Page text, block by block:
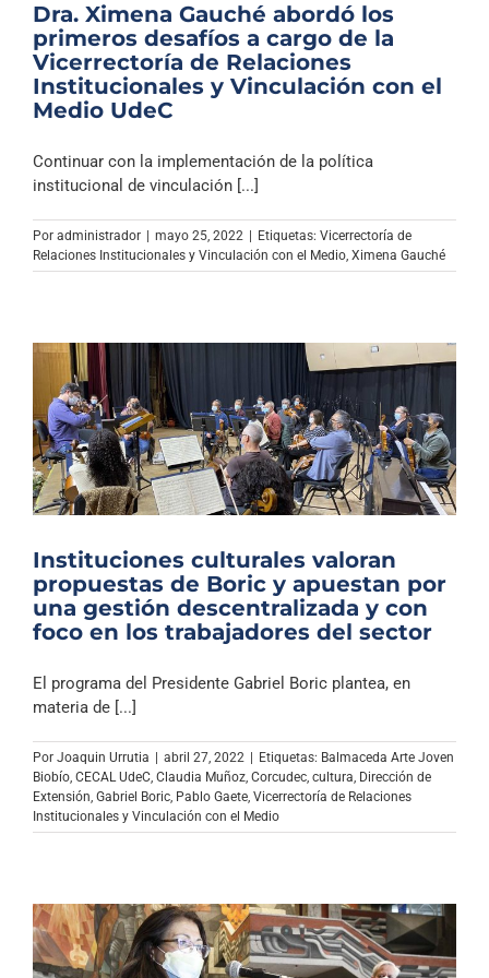
Dra. Ximena Gauché abordó los
primeros desafíos a cargo de la
Vicerrectoría de Relaciones
Institucionales y Vinculación con el
Medio UdeC
Continuar con la implementación de la política
institucional de vinculación [...]
Por administrador mayo 25, 2022 Etiquetas: Vicerrectoría de
Relaciones Institucionales y Vinculación con el Medio, Ximena Gauché
Instituciones culturales valoran
propuestas de Boric y apuestan por
una gestión descentralizada y con
foco en los trabajadores del sector
El programa del Presidente Gabriel Boric plantea, en
materia de [...]
Por Joaquin Urrutia abril 27, 2022 Etiquetas: Balmaceda Arte Joven
Biobío, CECAL UdeC, Claudia Muñoz, Corcudec, cultura, Dirección de
Extensión, Gabriel Boric, Pablo Gaete, Vicerrectoría de Relaciones
Institucionales y Vinculación con el Medio